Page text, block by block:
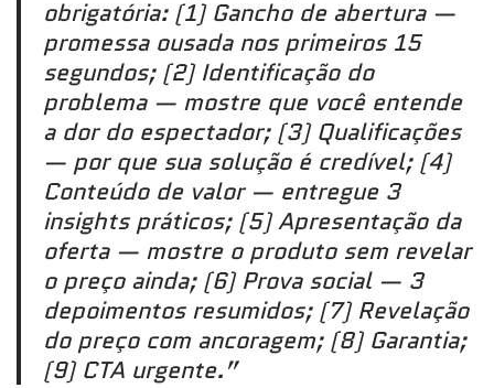
obrigatória: (1) Gancho de abertura —
promessa ousada nos primeiros 15
segundos; (2) Identificação do
problema — mostre que você entende
a dor do espectador; (3) Qualificações
— por que sua solução é credível; (4)
Conteúdo de valor — entregue 3
insights práticos; (5) Apresentação da
oferta — mostre o produto sem revelar
o preço ainda; (6) Prova social — 3
depoimentos resumidos; (7) Revelação
do preço com ancoragem; (8) Garantia;
(9) CTA urgente.”